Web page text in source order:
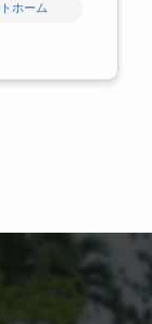
ホーム